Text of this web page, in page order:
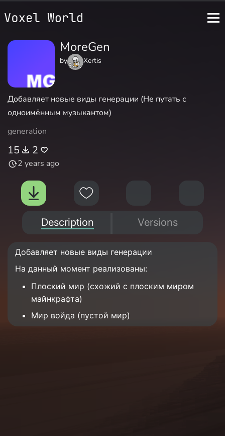
MoreGen
by Xertis
Добавляет новые виды генерации (Не путать с
одноимённым музыкантом)
generation
15 2
2 years ago
Description Versions
Добавляет новые виды генерации
На данный момент реализованы:
Плоский мир (схожий с плоским миром
майнкрафта)
Мир войда (пустой мир)